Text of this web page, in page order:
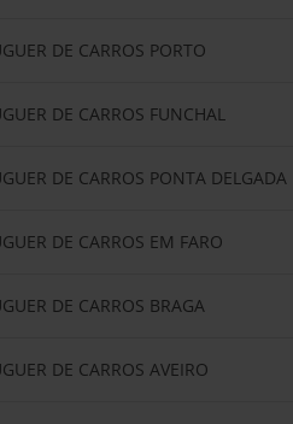
DE CARROS PORTO
DE CARROS FUNCHAL
DE CARROS PONTA DELGADA
DE CARROS EM FARO
DE CARROS BRAGA
DE CARROS AVEIRO